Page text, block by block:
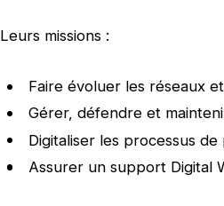
Leurs missions :
Faire évoluer les réseaux
Gérer, défendre et
Digitaliser les processus
Assurer un support Digital